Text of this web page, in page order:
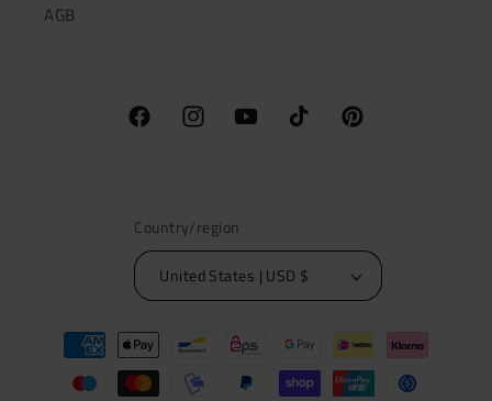
AGB
FacebookInstagramYouTubeTikTok Pinterest
Country/region
United States | USD $
Payment
methods